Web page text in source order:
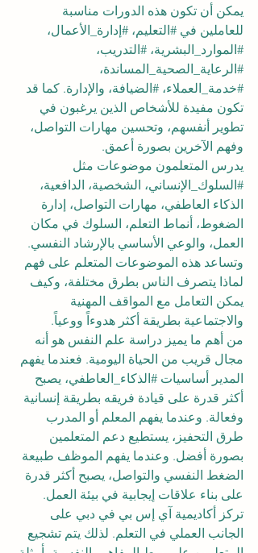
يمكن أن تكون هذه الدورات مناسبة
للعاملين في #التعليم، #إدارة_الأعمال،
#الموارد_البشرية، #التدريب،
#الرعاية_الصحية_المساندة،
#خدمة_العملاء، #الضيافة، والإدارة. كما قد
تكون مفيدة للأشخاص الذين يرغبون في
تطوير أنفسهم، وتحسين مهارات التواصل،
وفهم الآخرين بصورة أعمق.
يدرس المتعلمون موضوعات مثل
#السلوك_الإنساني، الشخصية، الدافعية،
الذكاء العاطفي، مهارات التواصل، إدارة
الضغوط، أنماط التعلم، السلوك في مكان
العمل، والوعي الأساسي بالإرشاد النفسي.
وتساعد هذه الموضوعات المتعلم على فهم
لماذا يتصرف الناس بطرق مختلفة، وكيف
يمكن التعامل مع المواقف المهنية
والاجتماعية بطريقة أكثر هدوءاً ووعياً.
من أهم ما يميز دراسة علم النفس هو أنه
مجال قريب من الحياة اليومية. فعندما يفهم
المدير أساسيات #الذكاء_العاطفي، يصبح
أكثر قدرة على قيادة فريقه بطريقة إنسانية
وفعالة. وعندما يفهم المعلم أو المدرب
طرق التحفيز، يستطيع دعم المتعلمين
بصورة أفضل. وعندما يفهم الموظف طبيعة
الضغط النفسي والتواصل، يصبح أكثر قدرة
على بناء علاقات إيجابية في بيئة العمل.
تركز أكاديمية آي إس بي في دبي على
الجانب العملي في التعلم. لذلك يتم تشجيع